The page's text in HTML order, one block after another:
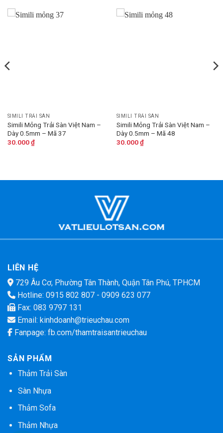
SIMILI TRẢI SÀN
Simili Mỏng Trải Sàn Việt Nam –
Dày 0.5mm – Mã 37
30.000₫
SIMILI TRẢI SÀN
Simili Mỏng Trải Sàn Việt Nam –
Dày 0.5mm – Mã 48
30.000₫
LIÊN HỆ
729 Âu Cơ, Phường Tân Thành, Quận Tân Phú, TPHCM
Hotline: 0915 802 807 - 0909 623 077
Fax: 083 9797 131
Email: kinhdoanh@trieuchau.com
Fanpage: fb.com/thamtraisantrieuchau
SẢN PHẨM
Thảm Trải Sàn
Sàn Nhựa
Thảm Sofa
Thảm Nhựa